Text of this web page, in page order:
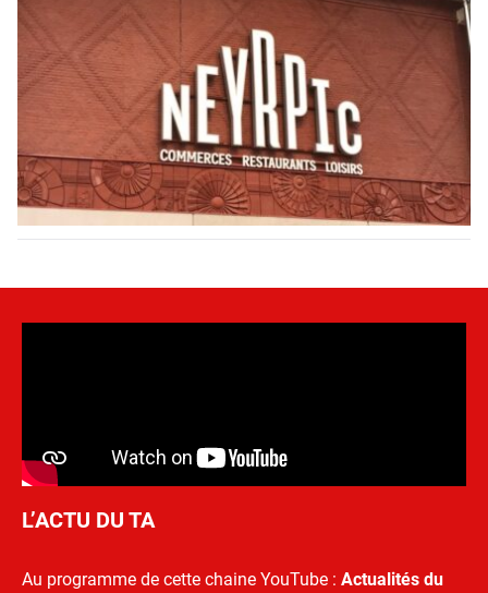
L’ACTU DU TA
Au programme de cette chaine YouTube : Actualités du